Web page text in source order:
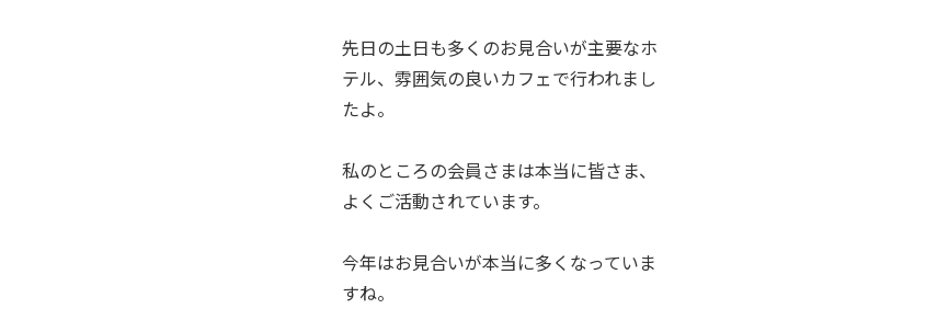
先日の土日も多くのお見合いが主要なホ
テル、雰囲気の良いカフェで行われまし
たよ。
私のところの会員さまは本当に皆さま、
よくご活動されています。
今年はお見合いが本当に多くなっていま
すね。